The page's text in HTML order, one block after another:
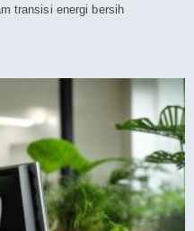
transisi energi bersih